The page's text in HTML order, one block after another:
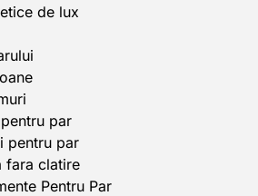
de lux
par
pentru par
fara clatire
Pentru Par